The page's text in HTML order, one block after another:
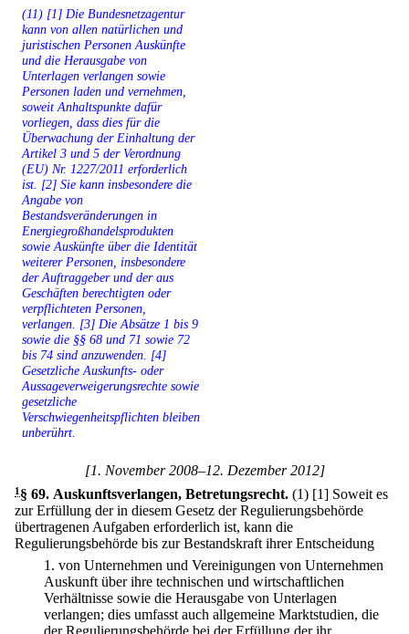
(11) [1] Die Bundesnetzagentur
kann von allen natürlichen und
juristischen Personen Auskünfte
und die Herausgabe von
Unterlagen verlangen sowie
Personen laden und vernehmen,
soweit Anhaltspunkte dafür
vorliegen, dass dies für die
Überwachung der Einhaltung der
Artikel 3 und 5 der Verordnung
(EU) Nr. 1227/2011 erforderlich
ist. [2] Sie kann insbesondere die
Angabe von
Bestandsveränderungen in
Energiegroßhandelsprodukten
sowie Auskünfte über die Identität
weiterer Personen, insbesondere
der Auftraggeber und der aus
Geschäften berechtigten oder
verpflichteten Personen,
verlangen. [3] Die Absätze 1 bis 9
sowie die §§ 68 und 71 sowie 72
bis 74 sind anzuwenden. [4]
Gesetzliche Auskunfts- oder
Aussageverweigerungsrechte sowie
gesetzliche
Verschwiegenheitspflichten bleiben
unberührt.
[1. November 2008–12. Dezember 2012]
1§ 69. Auskunftsverlangen, Betretungsrecht. (1) [1] Soweit es
zur Erfüllung der in diesem Gesetz der Regulierungsbehörde
übertragenen Aufgaben erforderlich ist, kann die
Regulierungsbehörde bis zur Bestandskraft ihrer Entscheidung
1. von Unternehmen und Vereinigungen von Unternehmen
Auskunft über ihre technischen und wirtschaftlichen
Verhältnisse sowie die Herausgabe von Unterlagen
verlangen; dies umfasst auch allgemeine Marktstudien, die
der Regulierungsbehörde bei der Erfüllung der ihr